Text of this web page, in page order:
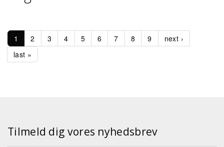
1 2 3 4 5 6 7 8 9
next ›
last »
Tilmeld dig vores nyhedsbrev